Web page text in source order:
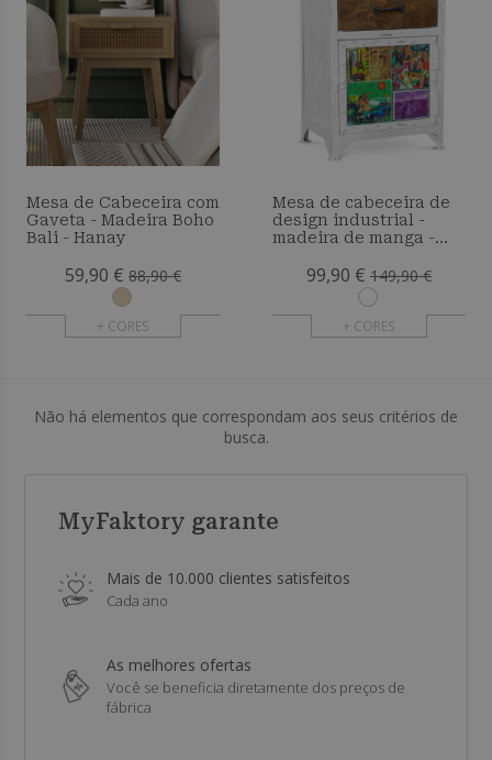
Mesa de Cabeceira com
Gaveta - Madeira Boho
Bali - Hanay
59,90 € 88,90 €
+ CORES
Mesa de cabeceira de
design industrial -
madeira de manga -
99,90 € 149,90 €
+ CORES
Não há elementos que correspondam aos seus critérios de
busca.
MyFaktory garante
Mais de 10.000 clientes satisfeitos
Cada ano
As melhores ofertas
Você se beneficia diretamente dos preços de
fábrica